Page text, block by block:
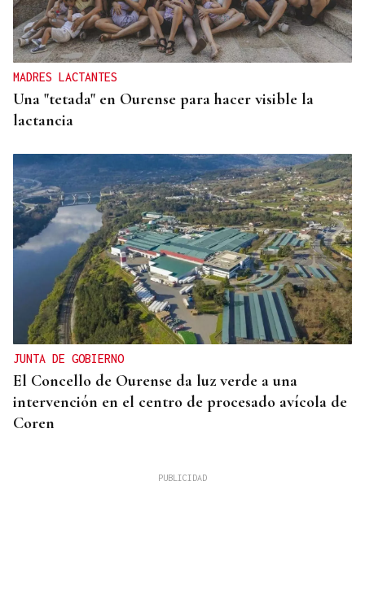
MADRES LACTANTES
Una "tetada" en Ourense para hacer visible la
lactancia
JUNTA DE GOBIERNO
El Concello de Ourense da luz verde a una
intervención en el centro de procesado avícola de
Coren